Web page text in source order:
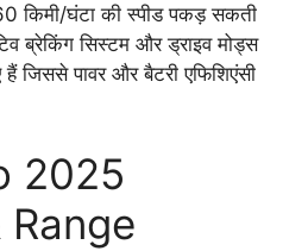
घंटा की स्पीड पकड़ सकती
ब्रेकिंग सिस्टम और ड्राइव मोड्स
जिससे पावर और बैटरी एफिशिएंसी
2025